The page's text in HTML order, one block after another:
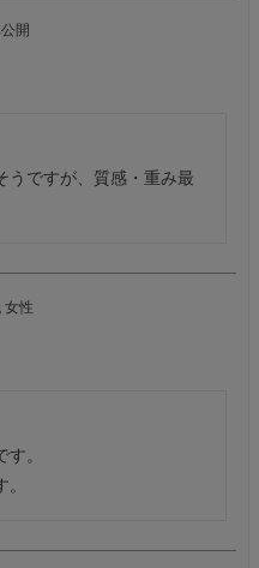
開
うですが、質感・重み最
女性
。